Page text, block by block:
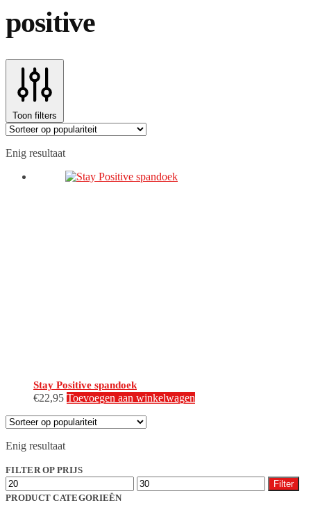
positive
Toon filters
Enig resultaat
Stay Positive spandoek
€22,95 Toevoegen aan winkelwagen
Enig resultaat
FILTER OP PRIJS
Min.
prijs
Max.
prijs
Filter
PRODUCT CATEGORIEËN